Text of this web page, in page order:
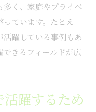
多く、家庭やプライベ
ています。たとえ
活躍している事例もあ
できるフィールドが広
躍するため